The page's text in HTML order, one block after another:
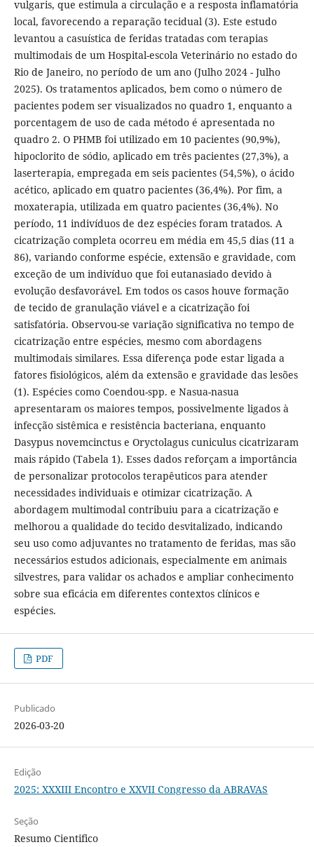
vulgaris, que estimula a circulação e a resposta inflamatória
local, favorecendo a reparação tecidual (3). Este estudo
levantou a casuística de feridas tratadas com terapias
multimodais de um Hospital-escola Veterinário no estado do
Rio de Janeiro, no período de um ano (Julho 2024 - Julho
2025). Os tratamentos aplicados, bem como o número de
pacientes podem ser visualizados no quadro 1, enquanto a
porcentagem de uso de cada método é apresentada no
quadro 2. O PHMB foi utilizado em 10 pacientes (90,9%),
hipoclorito de sódio, aplicado em três pacientes (27,3%), a
laserterapia, empregada em seis pacientes (54,5%), o ácido
acético, aplicado em quatro pacientes (36,4%). Por fim, a
moxaterapia, utilizada em quatro pacientes (36,4%). No
período, 11 indivíduos de dez espécies foram tratados. A
cicatrização completa ocorreu em média em 45,5 dias (11 a
86), variando conforme espécie, extensão e gravidade, com
exceção de um indivíduo que foi eutanasiado devido à
evolução desfavorável. Em todos os casos houve formação
de tecido de granulação viável e a cicatrização foi
satisfatória. Observou-se variação significativa no tempo de
cicatrização entre espécies, mesmo com abordagens
multimodais similares. Essa diferença pode estar ligada a
fatores fisiológicos, além da extensão e gravidade das lesões
(1). Espécies como Coendou-spp. e Nasua-nasua
apresentaram os maiores tempos, possivelmente ligados à
infecção sistêmica e resistência bacteriana, enquanto
Dasypus novemcinctus e Oryctolagus cuniculus cicatrizaram
mais rápido (Tabela 1). Esses dados reforçam a importância
de personalizar protocolos terapêuticos para atender
necessidades individuais e otimizar cicatrização. A
abordagem multimodal contribuiu para a cicatrização e
melhorou a qualidade do tecido desvitalizado, indicando
seu uso como adjuvantes no tratamento de feridas, mas são
necessários estudos adicionais, especialmente em animais
silvestres, para validar os achados e ampliar conhecimento
sobre sua eficácia em diferentes contextos clínicos e
espécies.
PDF
Publicado
2026-03-20
Edição
2025: XXXIII Encontro e XXVII Congresso da ABRAVAS
Seção
Resumo Cientifico